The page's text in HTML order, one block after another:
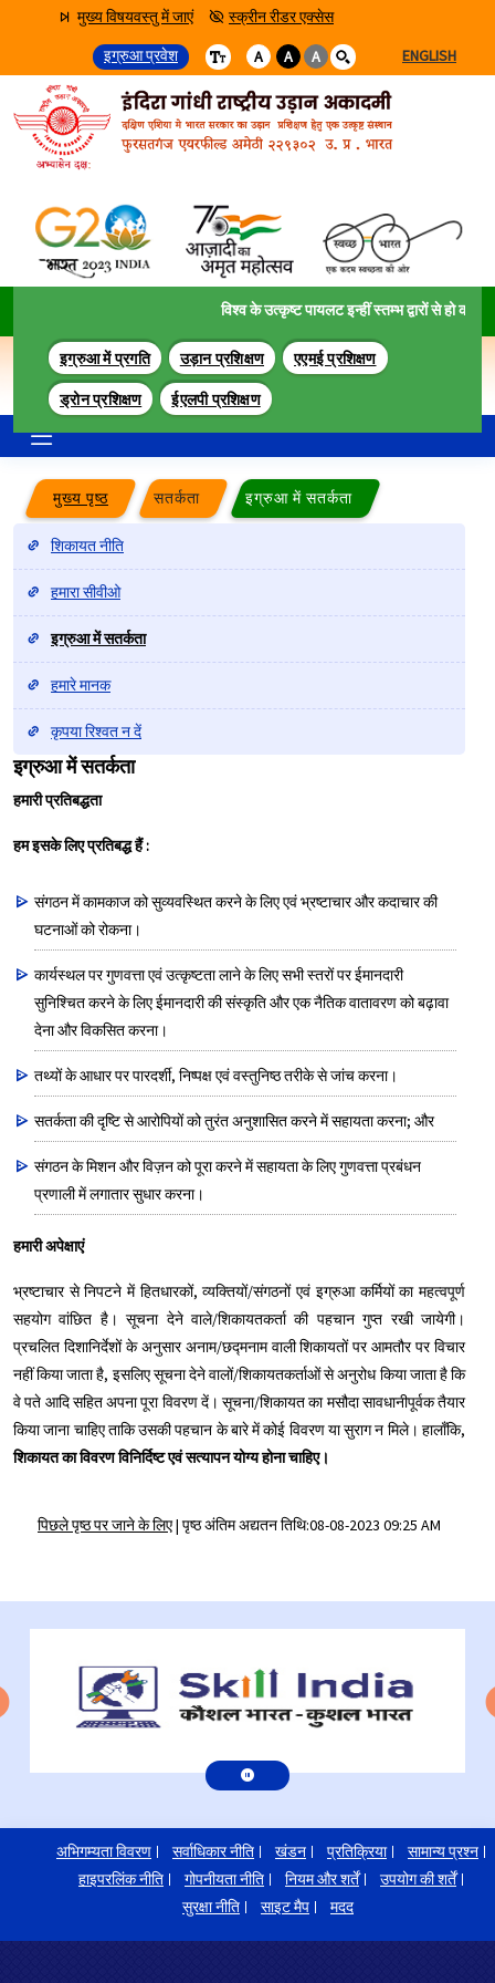
मुख्य विषयवस्तु में जाएं
स्क्रीन रीडर एक्सेस
इग्रुआ प्रवेश
A A A ENGLISH
विश्व के उत्कृष्ट पायलट इन्हीं स्तम्भ द्वारों से हो कर
इग्रुआ में प्रगति उड़ान प्रशिक्षण एएमई प्रशिक्षण
ड्रोन प्रशिक्षण ईएलपी प्रशिक्षण
मुख्य पृष्ठ सतर्कता इग्रुआ में सतर्कता
शिकायत नीति
हमारा सीवीओ
इग्रुआ में सतर्कता
हमारे मानक
कृपया रिश्वत न दें
इग्रुआ में सतर्कता
हमारी प्रतिबद्धता
हम इसके लिए प्रतिबद्ध हैं :
संगठन में कामकाज को सुव्यवस्थित करने के लिए एवं भ्रष्टाचार और कदाचार की
घटनाओं को रोकना।
कार्यस्थल पर गुणवत्ता एवं उत्कृष्टता लाने के लिए सभी स्तरों पर ईमानदारी
सुनिश्चित करने के लिए ईमानदारी की संस्कृति और एक नैतिक वातावरण को बढ़ावा
देना और विकसित करना।
तथ्यों के आधार पर पारदर्शी, निष्पक्ष एवं वस्तुनिष्ठ तरीके से जांच करना।
सतर्कता की दृष्टि से आरोपियों को तुरंत अनुशासित करने में सहायता करना; और
संगठन के मिशन और विज़न को पूरा करने में सहायता के लिए गुणवत्ता प्रबंधन
प्रणाली में लगातार सुधार करना।
हमारी अपेक्षाएं
भ्रष्टाचार से निपटने में हितधारकों, व्यक्तियों/संगठनों एवं इग्रुआ कर्मियों का महत्वपूर्ण
सहयोग वांछित है। सूचना देने वाले/शिकायतकर्ता की पहचान गुप्त रखी जायेगी।
प्रचलित दिशानिर्देशों के अनुसार अनाम/छद्मनाम वाली शिकायतों पर आमतौर पर विचार
नहीं किया जाता है, इसलिए सूचना देने वालों/शिकायतकर्ताओं से अनुरोध किया जाता है कि
वे पते आदि सहित अपना पूरा विवरण दें। सूचना/शिकायत का मसौदा सावधानीपूर्वक तैयार
किया जाना चाहिए ताकि उसकी पहचान के बारे में कोई विवरण या सुराग न मिले। हालाँकि,
शिकायत का विवरण विनिर्दिष्ट एवं सत्यापन योग्य होना चाहिए।
पिछले पृष्ठ पर जाने के लिए| पृष्ठ अंतिम अद्यतन तिथि:08-08-2023 09:25 AM
अभिगम्यता विवरण सर्वाधिकार नीति खंडन प्रतिक्रिया
सामान्य प्रश्न
हाइपरलिंक नीति
गोपनीयता नीति नियम और शर्तें
उपयोग की शर्तें
सुरक्षा नीति
साइट मैप मदद